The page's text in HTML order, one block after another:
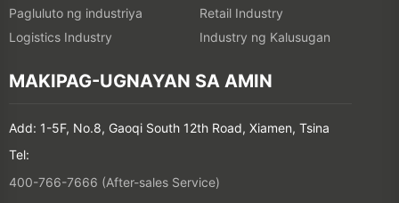
Pagluluto ng industriya
Retail Industry
Logistics Industry
Industry ng Kalusugan
MAKIPAG-UGNAYAN SA AMIN
Add: 1-5F, No.8, Gaoqi South 12th Road, Xiamen, Tsina
Tel:
400-766-7666 (After-sales Service)